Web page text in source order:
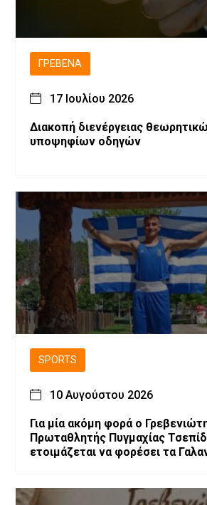
ΓΡΕΒΕΝΆ
17 Ιουλίου 2026
Διακοπή διενέργειας
υποψηφίων οδηγών
SPORTS
10 Αυγούστου 2026
Για μία ακόμη φορά ο
Πρωταθλητής Πυγμαχίας
ετοιμάζεται να φορέσει τα